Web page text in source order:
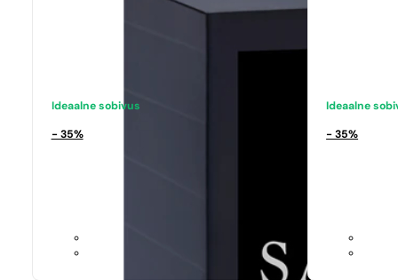
Ideaalne sobivus
Ideaalne
Ideaalne sobivus
- 35%
Ideaalne
- 35%